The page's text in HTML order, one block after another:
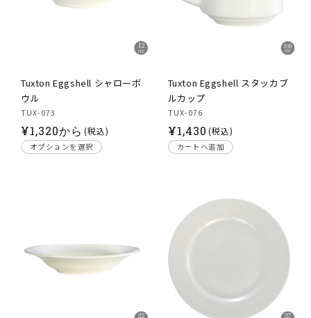
Tuxton Eggshell シャローボ
ウル
TUX-073
通
常
¥1,320から (税込)
オプションを選択
Tuxton Eggshell スタッカブ
ルカップ
TUX-076
通
常
¥1,430 (税込)
カートへ追加